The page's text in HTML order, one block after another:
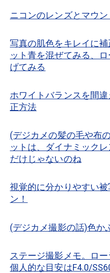
ニコンのレンズとマウン
写真の肌色をキレイに
ット青を混ぜてみる、
げてみる
ホワイトバランスを間
正方法
(デジカメの髪の毛や布
ットは、ダイナミック
だけじゃないのね
視覚的に分かりやすい
ン！
(デジカメ撮影の話)色か
ステージ撮影メモ。ロ
個人的な目安はF4.0/